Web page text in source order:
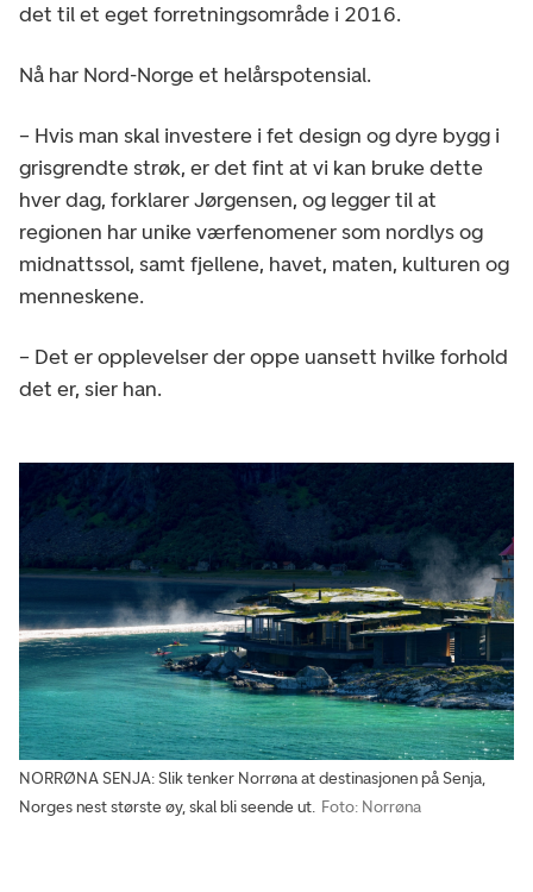
det til et eget forretningsområde i 2016.
Nå har Nord-Norge et helårspotensial.
– Hvis man skal investere i fet design og dyre bygg i
grisgrendte strøk, er det fint at vi kan bruke dette
hver dag, forklarer Jørgensen, og legger til at
regionen har unike værfenomener som nordlys og
midnattssol, samt fjellene, havet, maten, kulturen og
menneskene.
– Det er opplevelser der oppe uansett hvilke forhold
det er, sier han.
NORRØNA SENJA: Slik tenker Norrøna at destinasjonen på Senja,
Norges nest største øy, skal bli seende ut. Foto: Norrøna